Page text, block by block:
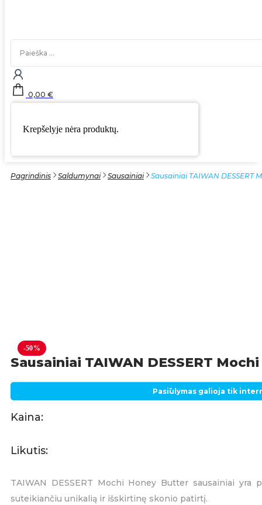
Search
0,00 €
Krepšelyje nėra produktų.
Pagrindinis Saldumynai Sausainiai Sausainiai TAIWAN DESSERT
-50%
Sausainiai TAIWAN DESSERT
Pasiūlymas galioja tik
Kaina:
Likutis:
TAIWAN DESSERT Mochi Honey Butter sausainiai
suteikiančiu unikalią ir išskirtinę skonio patirtį.